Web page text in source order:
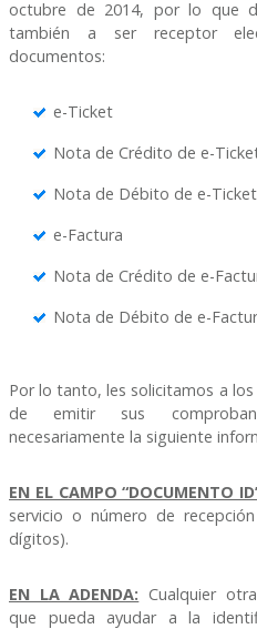
octubre de 2014, por lo que
también a ser receptor
documentos:
e-Ticket
Nota de Crédito de e-
Nota de Débito de e-Ticket
e-Factura
Nota de Crédito de e-
Nota de Débito de e-
Por lo tanto, les solicitamos a
de emitir sus
necesariamente la siguiente
EN EL CAMPO “DOCUMENTO
servicio o número de
dígitos).
EN LA ADENDA: Cualquier
que pueda ayudar a la